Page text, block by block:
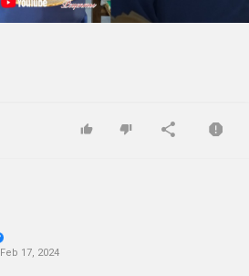
Video
Feb 17, 2024